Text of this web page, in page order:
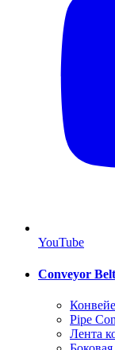
YouTube
Conveyor
Pipe
Лента